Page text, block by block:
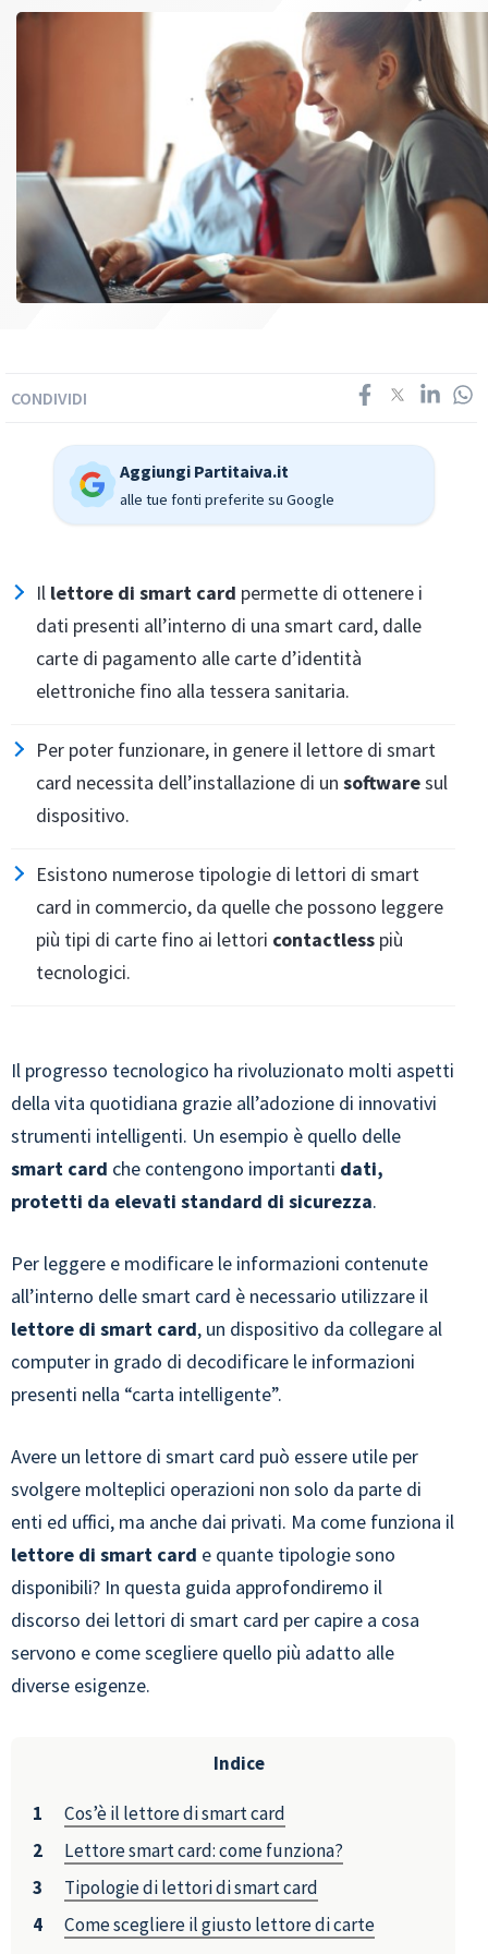
CONDIVIDI
Aggiungi Partitaiva.it
alle tue fonti preferite su Google
Il lettore di smart card permette di ottenere i
dati presenti all’interno di una smart card, dalle
carte di pagamento alle carte d’identità
elettroniche fino alla tessera sanitaria.
Per poter funzionare, in genere il lettore di smart
card necessita dell’installazione di un softwaresul
dispositivo.
Esistono numerose tipologie di lettori di smart
card in commercio, da quelle che possono leggere
più tipi di carte fino ai lettori contactless più
tecnologici.
Il progresso tecnologico ha rivoluzionato molti aspetti
della vita quotidiana grazie all’adozione di innovativi
strumenti intelligenti. Un esempio è quello delle
smart card che contengono importanti dati,
protetti da elevati standard di sicurezza.
Per leggere e modificare le informazioni contenute
all’interno delle smart card è necessario utilizzare il
lettore di smart card, un dispositivo da collegare al
computer in grado di decodificare le informazioni
presenti nella “carta intelligente”.
Avere un lettore di smart card può essere utile per
svolgere molteplici operazioni non solo da parte di
enti ed uffici, ma anche dai privati. Ma come funziona il
lettore di smart card e quante tipologie sono
disponibili? In questa guida approfondiremo il
discorso dei lettori di smart card per capire a cosa
servono e come scegliere quello più adatto alle
diverse esigenze.
Indice
Cos’è il lettore di smart card
Lettore smart card: come funziona?
Tipologie di lettori di smart card
Come scegliere il giusto lettore di carte